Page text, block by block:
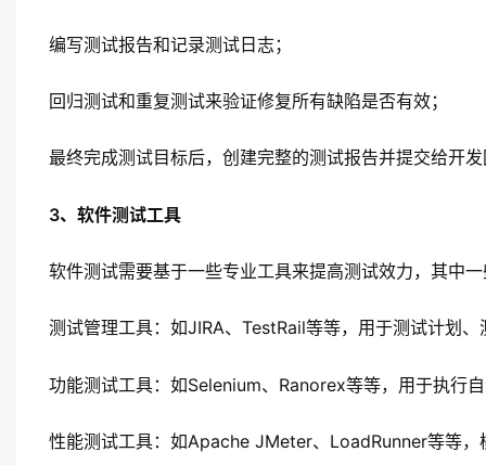
编写测试报告和记录测试日志；
回归测试和重复测试来验证修复所有缺陷是否有效；
最终完成测试目标后，创建完整的测试报告并提交给开
3、软件测试工具
软件测试需要基于一些专业工具来提高测试效力，其中
测试管理工具：如JIRA、TestRail等等，用于测试计划
功能测试工具：如Selenium、Ranorex等等，用于执行
性能测试工具：如Apache JMeter、LoadRunner等等，